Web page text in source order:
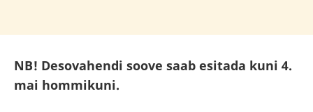
NB! Desovahendi soove saab esitada kuni 4.
mai hommikuni.